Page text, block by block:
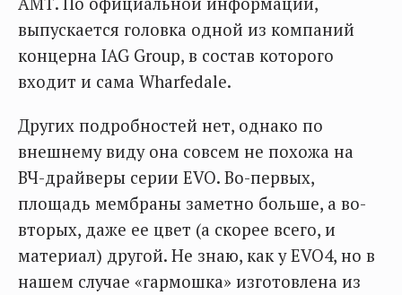
выпускается головка одной из компаний
концерна IAG Group, в состав которого
входит и сама Wharfedale.
Других подробностей нет, однако по
внешнему виду она совсем не похожа на
ВЧ-драйверы серии EVO. Во-первых,
площадь мембраны заметно больше, а во-
вторых, даже ее цвет (а скорее всего, и
материал) другой. Не знаю, как у EVO4, но в
нашем случае «гармошка» изготовлена из